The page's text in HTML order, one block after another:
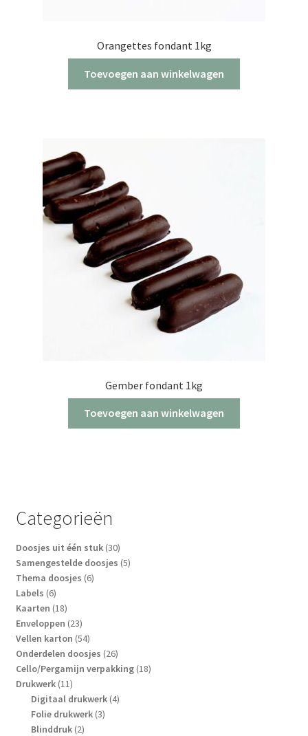
Orangettes fondant 1kg
Toevoegen aan winkelwagen
Gember fondant 1kg
Toevoegen aan winkelwagen
Categorieën
Doosjes uit één stuk 3030
producten
Samengestelde doosjes 55
Thema doosjes 66
Labels 66
producten
Kaarten 1818
producten
Enveloppen 2323
producten
Vellen karton 5454
producten
Onderdelen doosjes 2626
producten
Cello/Pergamijn verpakking 1818
Drukwerk 1111
producten
Digitaal drukwerk 44
Folie drukwerk 33
Blinddruk 22